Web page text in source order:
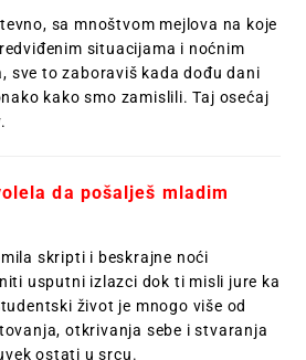
sa mnoštvom mejlova na koje
situacijama i noćnim
sve to zaboraviš kada dođu dani
kako smo zamislili. Taj osećaj
da pošalješ mladim
skripti i beskrajne noći
usputni izlazci dok ti misli jure ka
život je mnogo više od
otkrivanja sebe i stvaranja
ostati u srcu.